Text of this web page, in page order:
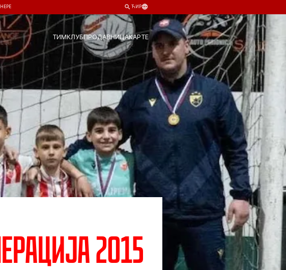
ЋИР
ТИМКЛУБПРОДАВНИЦАКАРТЕ
2015